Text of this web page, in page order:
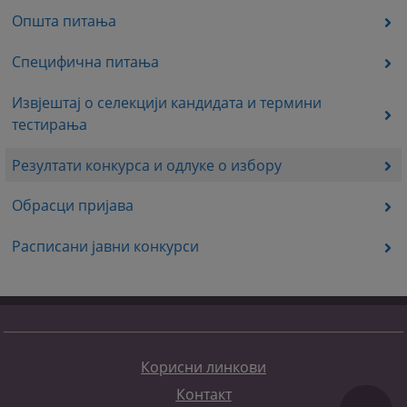
Општа питања
Специфична питања
Извјештај о селекцији кандидата и термини
тестирања
Резултати конкурса и одлуке о избору
Обрасци пријава
Расписани јавни конкурси
Корисни линкови
Контакт